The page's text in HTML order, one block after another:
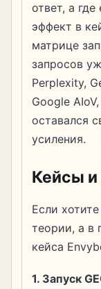
ответ, а
эффект в
матрице
запросов
Perplexity,
Google
оставался
усиления.
Кейсы
Если
теории, а в
кейса
1. Запуск